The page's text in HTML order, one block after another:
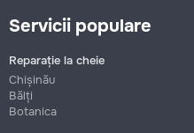
Servicii populare
Reparație la cheie
Chișinău
Bălți
Botanica